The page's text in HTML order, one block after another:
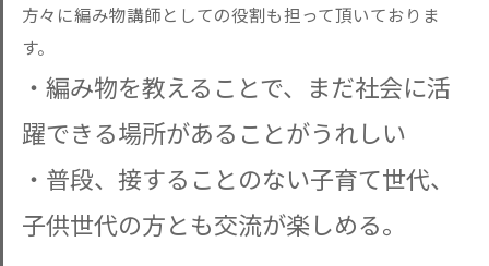
方々に編み物講師としての役割も担って頂いておりま
す。
・編み物を教えることで、まだ社会に活
躍できる場所があることがうれしい
・普段、接することのない子育て世代、
子供世代の方とも交流が楽しめる。